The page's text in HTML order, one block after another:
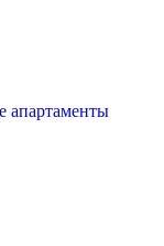
апартаменты